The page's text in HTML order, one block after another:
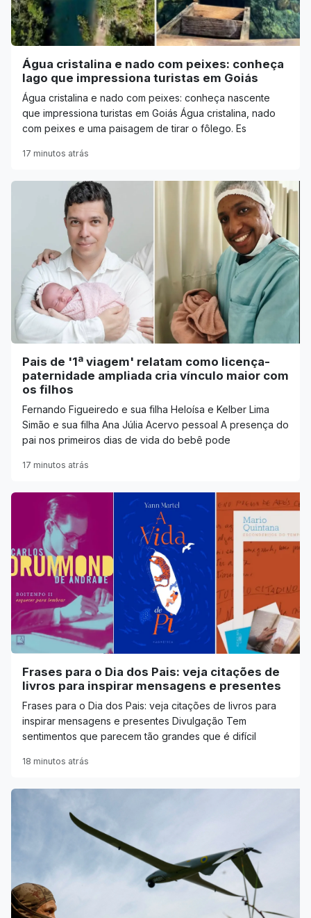
Água cristalina e nado com peixes: conheça
lago que impressiona turistas em Goiás
Água cristalina e nado com peixes: conheça nascente
que impressiona turistas em Goiás Água cristalina, nado
com peixes e uma paisagem de tirar o fôlego. Es
17 minutos atrás
Pais de '1ª viagem' relatam como licença-
paternidade ampliada cria vínculo maior com
os filhos
Fernando Figueiredo e sua filha Heloísa e Kelber Lima
Simão e sua filha Ana Júlia Acervo pessoal A presença do
pai nos primeiros dias de vida do bebê pode
17 minutos atrás
Frases para o Dia dos Pais: veja citações de
livros para inspirar mensagens e presentes
Frases para o Dia dos Pais: veja citações de livros para
inspirar mensagens e presentes Divulgação Tem
sentimentos que parecem tão grandes que é difícil
18 minutos atrás